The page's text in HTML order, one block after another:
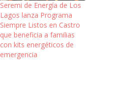
Seremi de Energía de Los
Lagos lanza Programa
Siempre Listos en Castro
que beneficia a familias
con kits energéticos de
emergencia